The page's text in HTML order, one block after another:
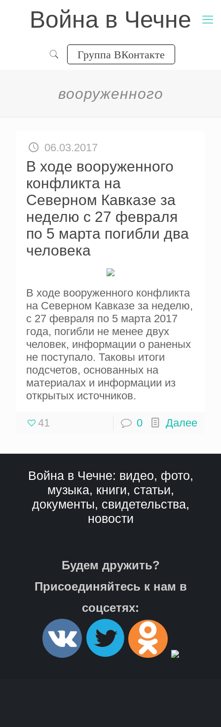
Война в Чечне
Группа ВКонтакте
вооруженного
06.03.2017
В ходе вооруженного
конфликта на
Северном Кавказе за
неделю с 27 февраля
по 5 марта погибли два
человека
В ходе вооруженного конфликта
на Северном Кавказе за неделю,
с 27 февраля по 5 марта 2017
года, погибли не менее двух
человек, информации о раненых
не поступало. Таковы итоги
подсчетов, основанных на
материалах и информации из
открытых источников.
41 0 Далее
Война в Чечне: видео, фото,
музыка, книги, статьи,
документы, свидетельства,
новости
Будем дружить?
Присоединяйтесь к нам в
соцсетях: